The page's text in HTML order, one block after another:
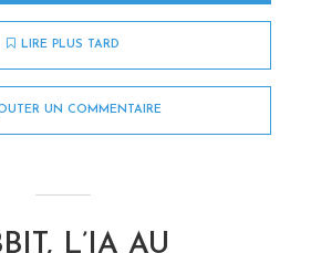
LIRE PLUS TARD
UN COMMENTAIRE
L’IA AU